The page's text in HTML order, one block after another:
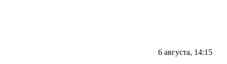
6 августа, 14:15